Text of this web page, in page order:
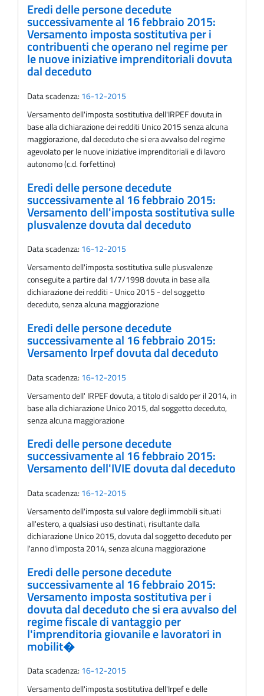
Eredi delle persone decedute
successivamente al 16 febbraio 2015:
Versamento imposta sostitutiva per i
contribuenti che operano nel regime per
le nuove iniziative imprenditoriali dovuta
dal deceduto
Data scadenza: 16-12-2015
Versamento dell'imposta sostitutiva dell'IRPEF dovuta in
base alla dichiarazione dei redditi Unico 2015 senza alcuna
maggiorazione, dal deceduto che si era avvalso del regime
agevolato per le nuove iniziative imprenditoriali e di lavoro
autonomo (c.d. forfettino)
Eredi delle persone decedute
successivamente al 16 febbraio 2015:
Versamento dell'imposta sostitutiva sulle
plusvalenze dovuta dal deceduto
Data scadenza: 16-12-2015
Versamento dell'imposta sostitutiva sulle plusvalenze
conseguite a partire dal 1/7/1998 dovuta in base alla
dichiarazione dei redditi - Unico 2015 - del soggetto
deceduto, senza alcuna maggiorazione
Eredi delle persone decedute
successivamente al 16 febbraio 2015:
Versamento Irpef dovuta dal deceduto
Data scadenza: 16-12-2015
Versamento dell' IRPEF dovuta, a titolo di saldo per il 2014, in
base alla dichiarazione Unico 2015, dal soggetto deceduto,
senza alcuna maggiorazione
Eredi delle persone decedute
successivamente al 16 febbraio 2015:
Versamento dell'IVIE dovuta dal deceduto
Data scadenza: 16-12-2015
Versamento dell'imposta sul valore degli immobili situati
all'estero, a qualsiasi uso destinati, risultante dalla
dichiarazione Unico 2015, dovuta dal soggetto deceduto per
l'anno d'imposta 2014, senza alcuna maggiorazione
Eredi delle persone decedute
successivamente al 16 febbraio 2015:
Versamento imposta sostitutiva per i
dovuta dal deceduto che si era avvalso del
regime fiscale di vantaggio per
l'imprenditoria giovanile e lavoratori in
mobilit�
Data scadenza: 16-12-2015
Versamento dell'imposta sostitutiva dell'Irpef e delle